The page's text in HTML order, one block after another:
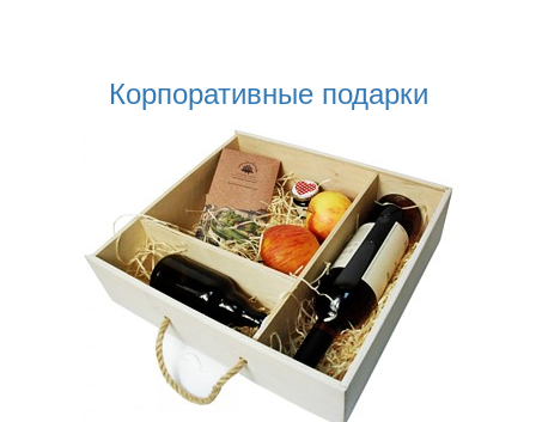
Корпоративные подарки